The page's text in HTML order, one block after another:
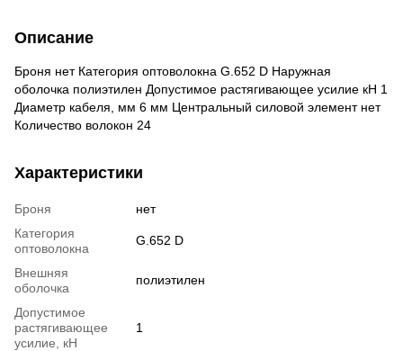
Описание
Броня нет Категория оптоволокна G.652 D Наружная
оболочка полиэтилен Допустимое растягивающее усилие кН 1
Диаметр кабеля, мм 6 мм Центральный силовой элемент нет
Количество волокон 24
Характеристики
Броня
нет
Категория
оптоволокна
G.652 D
Внешняя
оболочка
полиэтилен
Допустимое
растягивающее
усилие, кН
1